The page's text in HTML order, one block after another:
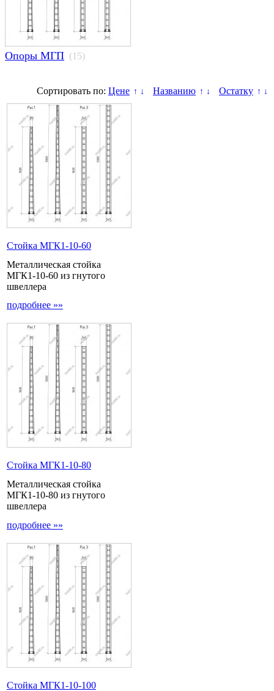
Опоры МГП (15)
Сортировать по: Цене ↑ ↓ Названию ↑ ↓ Остатку ↑ ↓
Стойка МГК1-10-60
Металлическая стойка
МГК1-10-60 из гнутого
швеллера
подробнее »»
Стойка МГК1-10-80
Металлическая стойка
МГК1-10-80 из гнутого
швеллера
подробнее »»
Стойка МГК1-10-100